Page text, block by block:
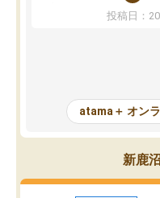
も部活でも結果を残すこ
かった。また問題演習
が、自分で自分の管理
とっては難しい部分もあ
かと思った。
投稿日：
atama＋ オン
新鹿